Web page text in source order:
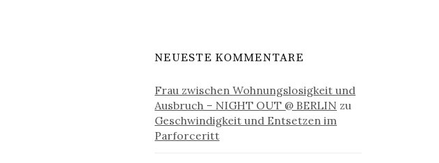
NEUESTE KOMMENTARE
Frau zwischen Wohnungslosigkeit und
Ausbruch – NIGHT OUT @ BERLIN zu
Geschwindigkeit und Entsetzen im
Parforceritt